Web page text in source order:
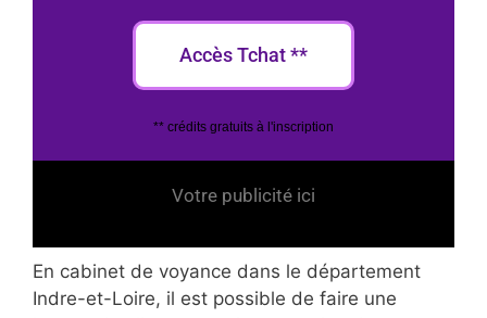
Accès Tchat **
** crédits gratuits à l'inscription
Votre publicité ici
En cabinet de voyance dans le département
Indre-et-Loire, il est possible de faire une